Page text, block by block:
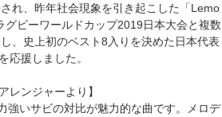
れ、昨年社会現象を引き起こした「Lemo
グビーワールドカップ2019日本大会と複数
、史上初のベスト8入りを決めた日本代表
を応援しました。
アレンジャーより】
いサビの対比が魅力的な曲です。メロデ